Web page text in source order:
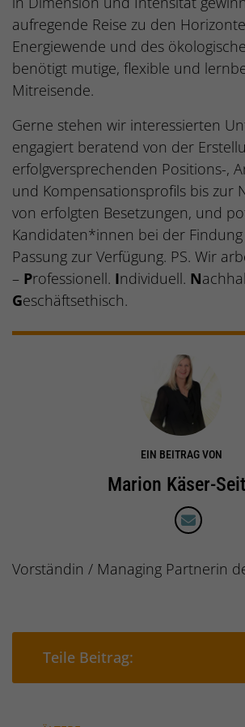
aufregende Reise zu den
Energiewende und des
benötigt mutige, flexible und
Mitreisende.
Gerne stehen wir interessierten
engagiert beratend von der
erfolgversprechenden Positions-,
und Kompensationsprofils bis zur
von erfolgten Besetzungen, und
Kandidaten*innen bei der
Passung zur Verfügung. PS. Wir
– Professionell. Individuell. N
Geschäftsethisch.
EIN BEITRAG VON
Marion Käser-
Vorständin / Managing Partnerin
Teile Beitrag: